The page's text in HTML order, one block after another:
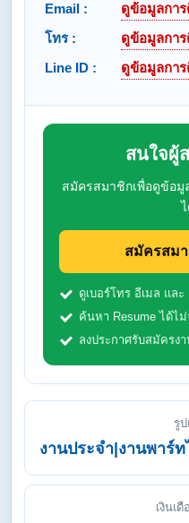
Email :
ดูข้อมูลกา
โทร :
ดูข้อมูลกา
Line ID :
ดูข้อมูลกา
สนใจผู้
สมัครสมาชิกเพื่อดูข้อ
สมัครสม
ดูเบอร์โทร อีเมล และ
ค้นหา Resume ได้ไ
ลงประกาศรับสมัครง
รู
งานประจำ|งานพาร์
เงินเ